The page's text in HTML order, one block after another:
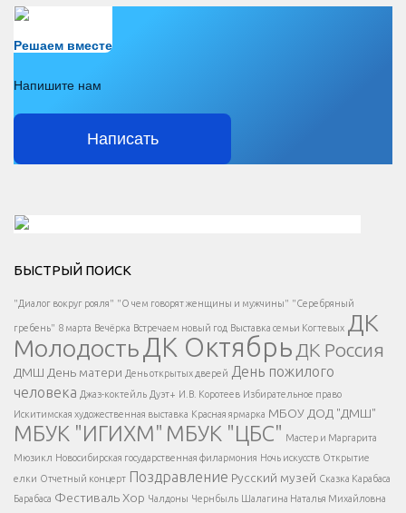
Решаем вместе
Напишите нам
Написать
Есть вопрос?
Напишите нам
</span >
Написать
</button >
</div >
</div > </div >
БЫСТРЫЙ ПОИСК
"Диалог вокруг рояля" "О чем говорят женщины и мужчины" "Серебряный
гребень" 8 марта Вечёрка Встречаем новый год Выставка семьи Когтевых ДК
МолодостьДК Октябрь ДК Россия
ДМШ День матери День открытых дверей День пожилого
человека Джаз-коктейль Дуэт+ И.В. Коротеев Избирательное право
Искитимская художественная выставка Красная ярмарка МБОУ ДОД "ДМШ"
МБУК "ИГИХМ" МБУК "ЦБС" Мастер и Маргарита
Мюзикл Новосибирская государственная филармония Ночь искусств Открытие
елки Отчетный концерт Поздравление Русский музей Сказка Карабаса
Барабаса Фестиваль Хор Чалдоны Чернбыль Шалагина Наталья Михайловна